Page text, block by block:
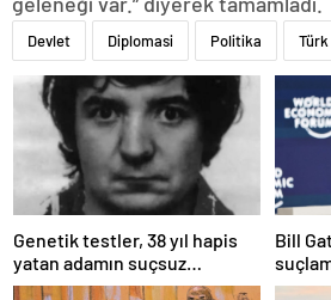
Devlet Diplomasi Politika Türk
Genetik testler, 38 yıl hapis
yatan adamın suçsuz
olduğunu ortaya çıkardı
Bill